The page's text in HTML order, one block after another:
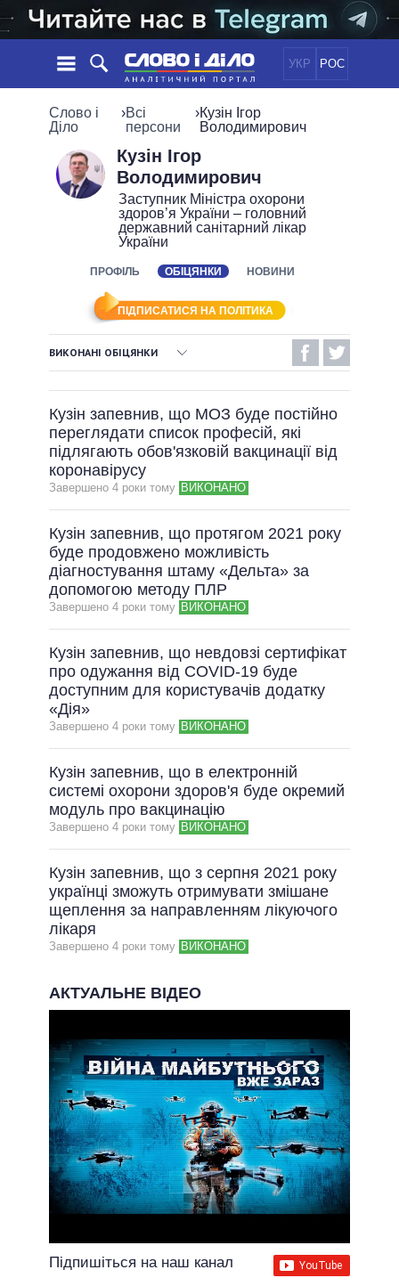
УКР РОС
НОВИНИ
СТРІЧКА
ПОДІЇ
ЕКОНОМІКА
СУСПІЛЬСТВО
СВІТ
ОБIЦЯНКИ
ПОЛIТИКИ
УСІ ПОЛІТИКИ
ВЕРХОВНА РАДА
КАБІНЕТ МІНІСТРІВ
ГОЛОВИ ОБЛАДМІНІСТРАЦІЙ
МЕРИ МІСТ
ІНФОГРАФІКА
ВІДЕО
ПІДТРИМАТИ
ПОРІВНЯННЯ ПОЛІТИКІВ
Слово і
Діло
›Всі
персони
›Кузін Ігор
Володимирович
Кузін Ігор
Володимирович
Заступник Міністра охорони
здоров’я України – головний
державний санітарний лікар
України
ПРОФІЛЬ ОБІЦЯНКИ НОВИНИ
ПІДПИСАТИСЯ НА ПОЛІТИКА
ВИКОНАНІ ОБІЦЯНКИ
НЕВИКОНАНІ ОБІЦЯНКИ
ОБІЦЯНКИ У ПРОЦЕСІ
АРХІВНІ ОБІЦЯНКИ
Кузін запевнив, що МОЗ буде постійно
переглядати список професій, які
підлягають обов'язковій вакцинації від
коронавірусу
Завершено 4 роки тому ВИКОНАНО
Кузін запевнив, що протягом 2021 року
буде продовжено можливість
діагностування штаму «Дельта» за
допомогою методу ПЛР
Завершено 4 роки тому ВИКОНАНО
Кузін запевнив, що невдовзі сертифікат
про одужання від COVID-19 буде
доступним для користувачів додатку
«Дія»
Завершено 4 роки тому ВИКОНАНО
Кузін запевнив, що в електронній
системі охорони здоров'я буде окремий
модуль про вакцинацію
Завершено 4 роки тому ВИКОНАНО
Кузін запевнив, що з серпня 2021 року
українці зможуть отримувати змішане
щеплення за направленням лікуючого
лікаря
Завершено 4 роки тому ВИКОНАНО
АКТУАЛЬНЕ ВІДЕО
Підпишіться на наш канал